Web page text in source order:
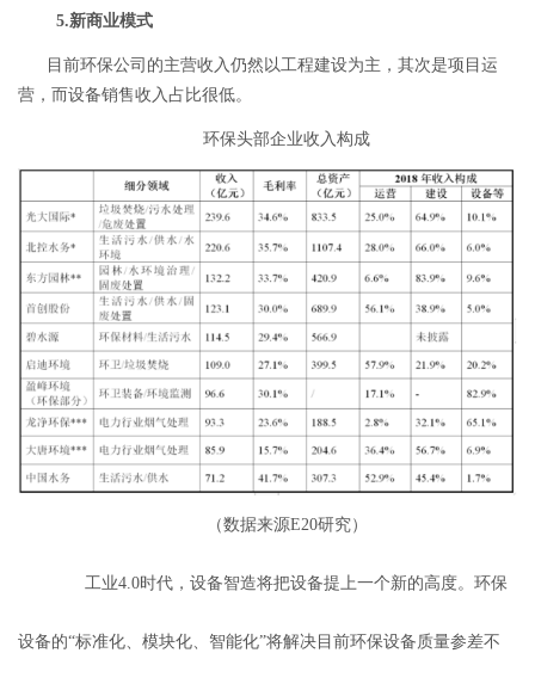
5.新商业模式
目前环保公司的主营收入仍然以工程建设为主，其次是项目运
营，而设备销售收入占比很低。
环保头部企业收入构成
（数据来源E20研究）
工业4.0时代，设备智造将把设备提上一个新的高度。环保
设备的“标准化、模块化、智能化”将解决目前环保设备质量参差不